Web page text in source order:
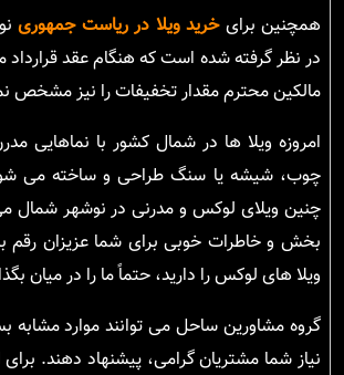
همچنین برایخرید ویلا در ریاست جمهوری
در نظر گرفته شده است که هنگام عقد قرارداد
مالکین محترم مقدار تخفیفات را نیز مشخص
امروزه ویلا ها در شمال کشور با نماهایی
چوب، شیشه یا سنگ طراحی و ساخته می
چنین ویلای لوکس و مدرنی در نوشهر شمال
بخش و خاطرات خوبی برای شما عزیزان رقم
ویلا های لوکس را دارید، حتماً ما را در میان
گروه مشاورین ساحل می توانند موارد مشابه
نیاز شما مشتریان گرامی، پیشنهاد دهند.